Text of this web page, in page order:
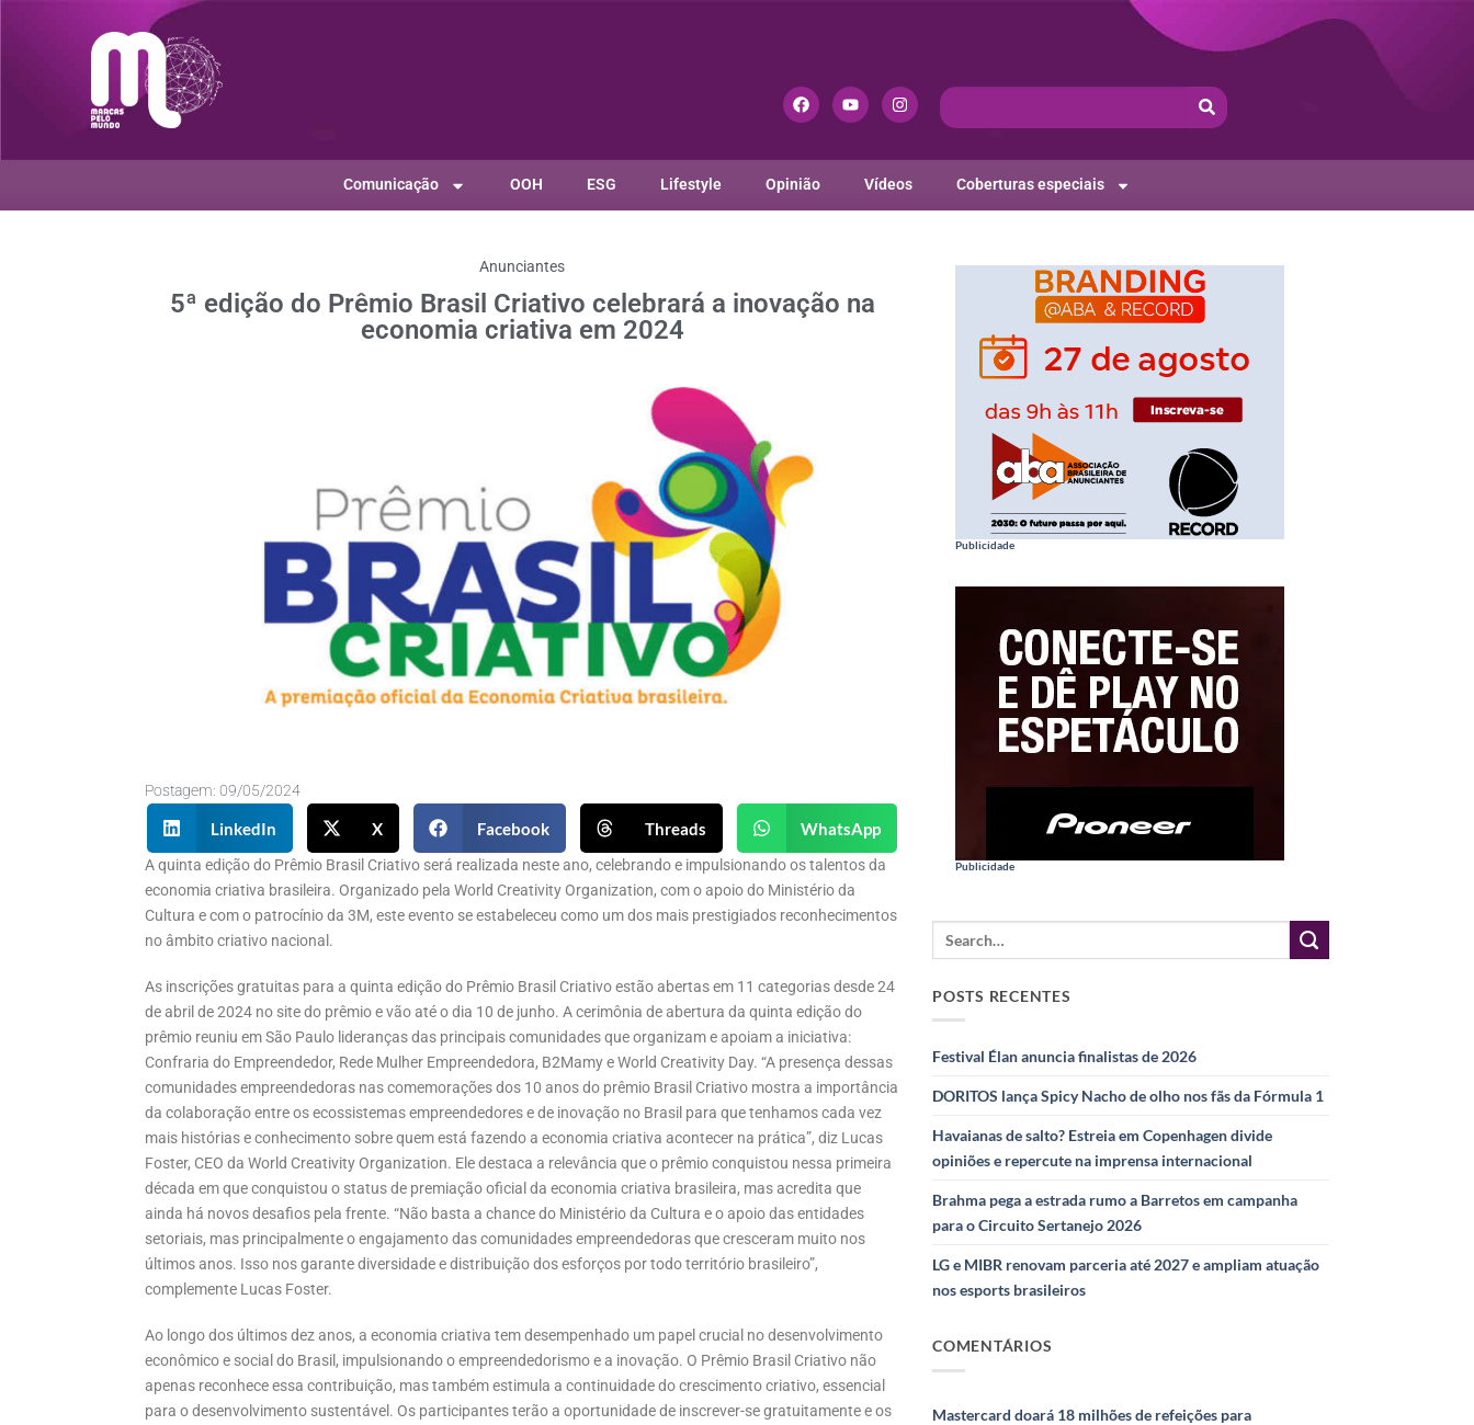
Comunicação OOH ESG Lifestyle Opinião Vídeos Coberturas especiais
Anunciantes
5ª edição do Prêmio Brasil Criativo celebrará a inovação na
economia criativa em 2024
Postagem: 09/05/2024
LinkedIn X Facebook Threads WhatsApp
A quinta edição do Prêmio Brasil Criativo será realizada neste ano, celebrando e impulsionando os talentos da
economia criativa brasileira. Organizado pela World Creativity Organization, com o apoio do Ministério da
Cultura e com o patrocínio da 3M, este evento se estabeleceu como um dos mais prestigiados reconhecimentos
no âmbito criativo nacional.
As inscrições gratuitas para a quinta edição do Prêmio Brasil Criativo estão abertas em 11 categorias desde 24
de abril de 2024 no site do prêmio e vão até o dia 10 de junho. A cerimônia de abertura da quinta edição do
prêmio reuniu em São Paulo lideranças das principais comunidades que organizam e apoiam a iniciativa:
Confraria do Empreendedor, Rede Mulher Empreendedora, B2Mamy e World Creativity Day. “A presença dessas
comunidades empreendedoras nas comemorações dos 10 anos do prêmio Brasil Criativo mostra a importância
da colaboração entre os ecossistemas empreendedores e de inovação no Brasil para que tenhamos cada vez
mais histórias e conhecimento sobre quem está fazendo a economia criativa acontecer na prática”, diz Lucas
Foster, CEO da World Creativity Organization. Ele destaca a relevância que o prêmio conquistou nessa primeira
década em que conquistou o status de premiação oficial da economia criativa brasileira, mas acredita que
ainda há novos desafios pela frente. “Não basta a chance do Ministério da Cultura e o apoio das entidades
setoriais, mas principalmente o engajamento das comunidades empreendedoras que cresceram muito nos
últimos anos. Isso nos garante diversidade e distribuição dos esforços por todo território brasileiro”,
complemente Lucas Foster.
Ao longo dos últimos dez anos, a economia criativa tem desempenhado um papel crucial no desenvolvimento
econômico e social do Brasil, impulsionando o empreendedorismo e a inovação. O Prêmio Brasil Criativo não
apenas reconhece essa contribuição, mas também estimula a continuidade do crescimento criativo, essencial
para o desenvolvimento sustentável. Os participantes terão a oportunidade de inscrever-se gratuitamente e os
Publicidade
Publicidade
POSTS RECENTES
Festival Élan anuncia finalistas de 2026
DORITOS lança Spicy Nacho de olho nos fãs da Fórmula 1
Havaianas de salto? Estreia em Copenhagen divide
opiniões e repercute na imprensa internacional
Brahma pega a estrada rumo a Barretos em campanha
para o Circuito Sertanejo 2026
LG e MIBR renovam parceria até 2027 e ampliam atuação
nos esports brasileiros
COMENTÁRIOS
Mastercard doará 18 milhões de refeições para